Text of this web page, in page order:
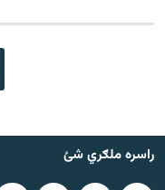
راسره ملګري شئ